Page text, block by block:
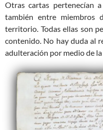
Otras cartas pertenecían
también entre miembros
territorio. Todas ellas son
contenido. No hay duda al
adulteración por medio de la